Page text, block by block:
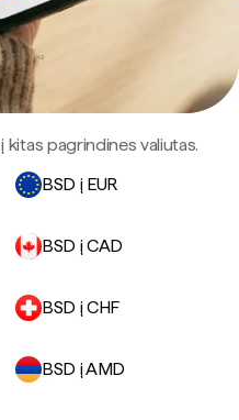
kitas pagrindines valiutas.
BSD į EUR
BSD į CAD
BSD į CHF
BSD į AMD